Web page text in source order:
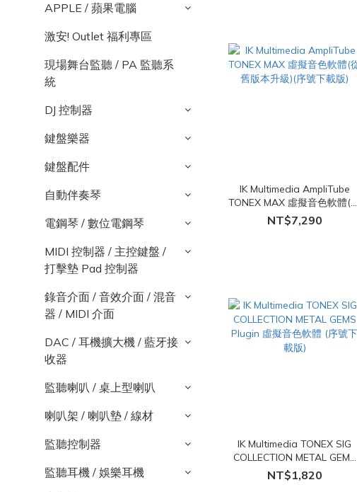
APPLE / 蘋果電腦
激安! Outlet 福利專區
現場舞台監聽 / PA 監聽系
統
DJ 控制器
鍵盤樂器
鍵盤配件
自動伴奏琴
電鋼琴 / 數位電鋼琴
MIDI 控制器 / 主控鍵盤 /
打擊墊 Pad 控制器
錄音介面 / 音效介面 / 混音
器 / MIDI 介面
DAC / 耳機擴大機 / 藍牙接
收器
監聽喇叭 / 桌上型喇叭
喇叭架 / 喇叭墊 / 線材
監聽控制器
監聽耳機 / 娛樂耳機
IK Multimedia AmpliTube
TONEX MAX 虛擬音色軟體(從
舊版本升級)(序號下載版)
NT$7,290
IK Multimedia TONEX SIG
COLLECTION METAL GEMS
Plugin 虛擬音色軟體 (序號下
載版)
NT$1,820